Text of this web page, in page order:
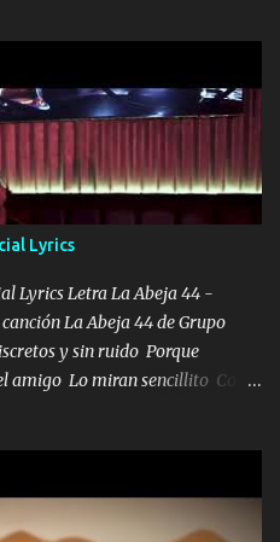
dar hasta topar pues no hay de
voy por mi línea no veo a
no se me duerm voy chicoteado
rato que me agarran el colmillo
Al tiro esta la PrimiZa
doy la mano al que su amigo y
me paran aquí hay pa más
topar pues no hay de otra...
Lyrics
Lyrics Letra La Abeja 44 -
La Abeja 44 de Grupo
y sin ruido Porque
amigo Lo miran sencillito Con
sus guitarras ya van sonando
el vuelo y la mente y